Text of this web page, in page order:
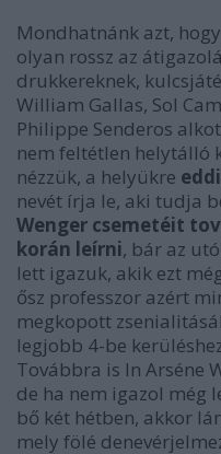
Mondhatnánk azt,
olyan rossz az
drukkereknek,
William Gallas, Sol
Philippe Senderos
nem feltétlen helytálló
nézzük, a helyükre
nevét írja le, aki tudja
Wenger csemetéit
korán leírni, bár az
lett igazuk, akik ezt
ősz professzor azért
megkopott
legjobb 4-be
Továbbra is In Arséne
de ha nem igazol még
bő két hétben, akkor
mely fölé